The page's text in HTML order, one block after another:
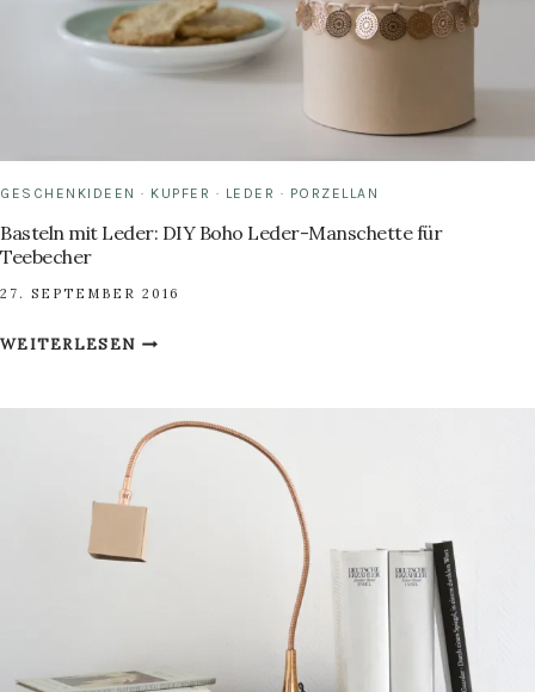
GESCHENKIDEEN · KUPFER · LEDER · PORZELLAN
Basteln mit Leder: DIY Boho Leder-Manschette für
Teebecher
27. SEPTEMBER 2016
WEITERLESENBASTELN
DIY
BOHO
MANSCHETTE
FÜR
TEEBECHER